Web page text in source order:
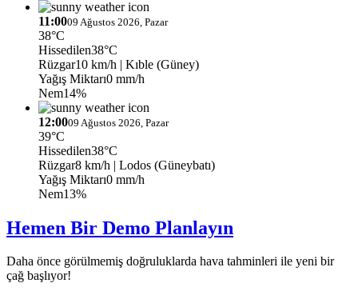
11:0009 Ağustos 2026, Pazar
38°C
Hissedilen38°C
Rüzgar10 km/h | Kıble (Güney)
Yağış Miktarı0 mm/h
Nem14%
12:0009 Ağustos 2026, Pazar
39°C
Hissedilen38°C
Rüzgar8 km/h | Lodos (Güneybatı)
Yağış Miktarı0 mm/h
Nem13%
Hemen Bir Demo Planlayın
Daha önce görülmemiş doğruluklarda hava tahminleri ile yeni bir
çağ başlıyor!